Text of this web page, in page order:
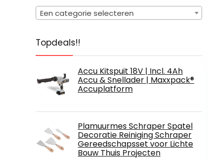
Een categorie selecteren
Topdeals!!
Accu Kitspuit 18V | Incl. 4Ah
Accu & Snellader | Maxxpack®
Accuplatform
Plamuurmes Schraper Spatel
Decoratie Reiniging Schraper
Gereedschapsset voor Lichte
Bouw Thuis Projecten